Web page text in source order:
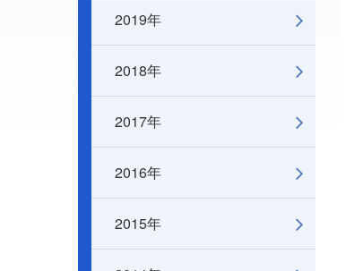
2019年
2018年
2017年
2016年
2015年